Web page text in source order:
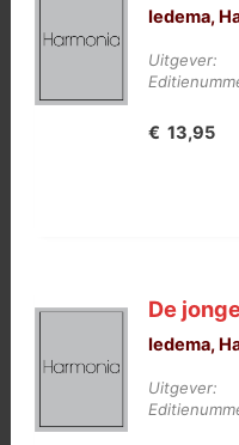
Iedema,
Uitgever:
€ 13,95
De
Iedema,
Uitgever: